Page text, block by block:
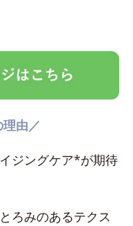
由／
ジングケア*が期待
ろみのあるテクス